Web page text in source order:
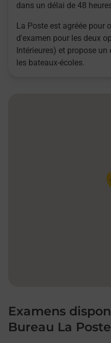
dans un délai de 48
La Poste est agréée pour
d'examen pour les deux
Intérieures) et propose
les bateaux-écoles.
Examens
Bureau La